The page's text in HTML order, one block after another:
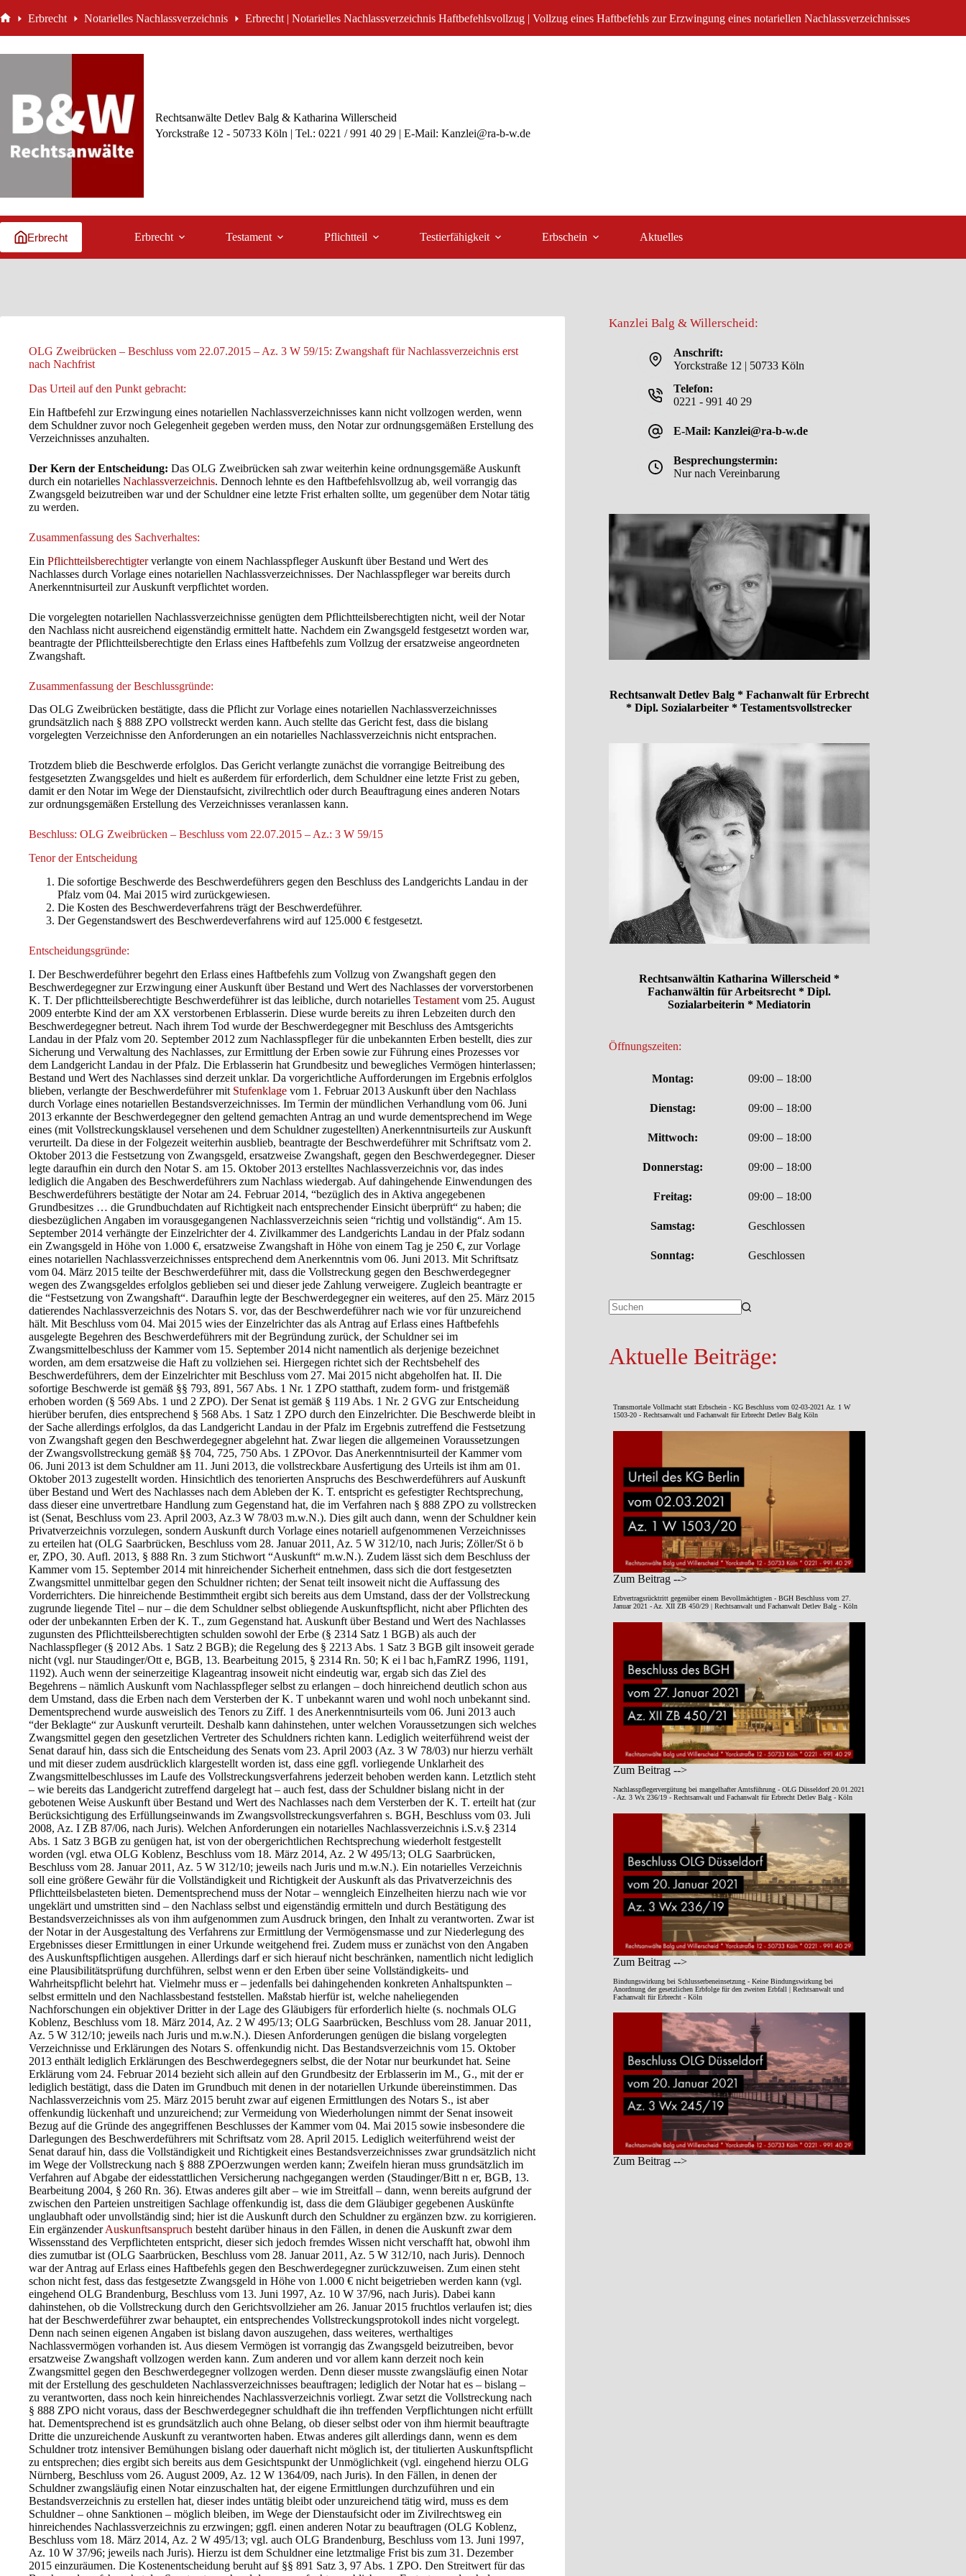
Inhalt Erbrecht Notarielles Nachlassverzeichnis Erbrecht | Notarielles Nachlassverzeichnis Haftbefehlsvollzug | Vollzug eines Haftbefehls zur Erzwingung eines notariellen Nachlassverzeichnisses
Rechtsanwälte Detlev Balg & Katharina Willerscheid
Yorckstraße 12 - 50733 Köln | Tel.: 0221 / 991 40 29 | E-Mail: Kanzlei@ra-b-w.de
Erbrecht Erbrecht Testament Pflichtteil Testierfähigkeit Erbschein Aktuelles
OLG Zweibrücken – Beschluss vom 22.07.2015 – Az. 3 W 59/15: Zwangshaft für Nachlassverzeichnis erst
nach Nachfrist
Das Urteil auf den Punkt gebracht:
Ein Haftbefehl zur Erzwingung eines notariellen Nachlassverzeichnisses kann nicht vollzogen werden, wenn
dem Schuldner zuvor noch Gelegenheit gegeben werden muss, den Notar zur ordnungsgemäßen Erstellung des
Verzeichnisses anzuhalten.
Der Kern der Entscheidung: Das OLG Zweibrücken sah zwar weiterhin keine ordnungsgemäße Auskunft
durch ein notarielles Nachlassverzeichnis. Dennoch lehnte es den Haftbefehlsvollzug ab, weil vorrangig das
Zwangsgeld beizutreiben war und der Schuldner eine letzte Frist erhalten sollte, um gegenüber dem Notar tätig
zu werden.
Zusammenfassung des Sachverhaltes:
Ein Pflichtteilsberechtigterverlangte von einem Nachlasspfleger Auskunft über Bestand und Wert des
Nachlasses durch Vorlage eines notariellen Nachlassverzeichnisses. Der Nachlasspfleger war bereits durch
Anerkenntnisurteil zur Auskunft verpflichtet worden.
Die vorgelegten notariellen Nachlassverzeichnisse genügten dem Pflichtteilsberechtigten nicht, weil der Notar
den Nachlass nicht ausreichend eigenständig ermittelt hatte. Nachdem ein Zwangsgeld festgesetzt worden war,
beantragte der Pflichtteilsberechtigte den Erlass eines Haftbefehls zum Vollzug der ersatzweise angeordneten
Zwangshaft.
Zusammenfassung der Beschlussgründe:
Das OLG Zweibrücken bestätigte, dass die Pflicht zur Vorlage eines notariellen Nachlassverzeichnisses
grundsätzlich nach § 888 ZPO vollstreckt werden kann. Auch stellte das Gericht fest, dass die bislang
vorgelegten Verzeichnisse den Anforderungen an ein notarielles Nachlassverzeichnis nicht entsprachen.
Trotzdem blieb die Beschwerde erfolglos. Das Gericht verlangte zunächst die vorrangige Beitreibung des
festgesetzten Zwangsgeldes und hielt es außerdem für erforderlich, dem Schuldner eine letzte Frist zu geben,
damit er den Notar im Wege der Dienstaufsicht, zivilrechtlich oder durch Beauftragung eines anderen Notars
zur ordnungsgemäßen Erstellung des Verzeichnisses veranlassen kann.
Beschluss: OLG Zweibrücken – Beschluss vom 22.07.2015 – Az.: 3 W 59/15
Tenor der Entscheidung
Die sofortige Beschwerde des Beschwerdeführers gegen den Beschluss des Landgerichts Landau in der
Pfalz vom 04. Mai 2015 wird zurückgewiesen.
Die Kosten des Beschwerdeverfahrens trägt der Beschwerdeführer.
Der Gegenstandswert des Beschwerdeverfahrens wird auf 125.000 € festgesetzt.
Entscheidungsgründe:
I. Der Beschwerdeführer begehrt den Erlass eines Haftbefehls zum Vollzug von Zwangshaft gegen den
Beschwerdegegner zur Erzwingung einer Auskunft über Bestand und Wert des Nachlasses der vorverstorbenen
K. T. Der pflichtteilsberechtigte Beschwerdeführer ist das leibliche, durch notarielles Testament vom 25. August
2009 enterbte Kind der am XX verstorbenen Erblasserin. Diese wurde bereits zu ihren Lebzeiten durch den
Beschwerdegegner betreut. Nach ihrem Tod wurde der Beschwerdegegner mit Beschluss des Amtsgerichts
Landau in der Pfalz vom 20. September 2012 zum Nachlasspfleger für die unbekannten Erben bestellt, dies zur
Sicherung und Verwaltung des Nachlasses, zur Ermittlung der Erben sowie zur Führung eines Prozesses vor
dem Landgericht Landau in der Pfalz. Die Erblasserin hat Grundbesitz und bewegliches Vermögen hinterlassen;
Bestand und Wert des Nachlasses sind derzeit unklar. Da vorgerichtliche Aufforderungen im Ergebnis erfolglos
blieben, verlangte der Beschwerdeführer mit Stufenklage vom 1. Februar 2013 Auskunft über den Nachlass
durch Vorlage eines notariellen Bestandsverzeichnisses. Im Termin der mündlichen Verhandlung vom 06. Juni
2013 erkannte der Beschwerdegegner den geltend gemachten Antrag an und wurde dementsprechend im Wege
eines (mit Vollstreckungsklausel versehenen und dem Schuldner zugestellten) Anerkenntnisurteils zur Auskunft
verurteilt. Da diese in der Folgezeit weiterhin ausblieb, beantragte der Beschwerdeführer mit Schriftsatz vom 2.
Oktober 2013 die Festsetzung von Zwangsgeld, ersatzweise Zwangshaft, gegen den Beschwerdegegner. Dieser
legte daraufhin ein durch den Notar S. am 15. Oktober 2013 erstelltes Nachlassverzeichnis vor, das indes
lediglich die Angaben des Beschwerdeführers zum Nachlass wiedergab. Auf dahingehende Einwendungen des
Beschwerdeführers bestätigte der Notar am 24. Februar 2014, “bezüglich des in Aktiva angegebenen
Grundbesitzes … die Grundbuchdaten auf Richtigkeit nach entsprechender Einsicht überprüft“ zu haben; die
diesbezüglichen Angaben im vorausgegangenen Nachlassverzeichnis seien “richtig und vollständig“. Am 15.
September 2014 verhängte der Einzelrichter der 4. Zivilkammer des Landgerichts Landau in der Pfalz sodann
ein Zwangsgeld in Höhe von 1.000 €, ersatzweise Zwangshaft in Höhe von einem Tag je 250 €, zur Vorlage
eines notariellen Nachlassverzeichnisses entsprechend dem Anerkenntnis vom 06. Juni 2013. Mit Schriftsatz
vom 04. März 2015 teilte der Beschwerdeführer mit, dass die Vollstreckung gegen den Beschwerdegegner
wegen des Zwangsgeldes erfolglos geblieben sei und dieser jede Zahlung verweigere. Zugleich beantragte er
die “Festsetzung von Zwangshaft“. Daraufhin legte der Beschwerdegegner ein weiteres, auf den 25. März 2015
datierendes Nachlassverzeichnis des Notars S. vor, das der Beschwerdeführer nach wie vor für unzureichend
hält. Mit Beschluss vom 04. Mai 2015 wies der Einzelrichter das als Antrag auf Erlass eines Haftbefehls
ausgelegte Begehren des Beschwerdeführers mit der Begründung zurück, der Schuldner sei im
Zwangsmittelbeschluss der Kammer vom 15. September 2014 nicht namentlich als derjenige bezeichnet
worden, am dem ersatzweise die Haft zu vollziehen sei. Hiergegen richtet sich der Rechtsbehelf des
Beschwerdeführers, dem der Einzelrichter mit Beschluss vom 27. Mai 2015 nicht abgeholfen hat. II. Die
sofortige Beschwerde ist gemäß §§ 793, 891, 567 Abs. 1 Nr. 1 ZPO statthaft, zudem form- und fristgemäß
erhoben worden (§ 569 Abs. 1 und 2 ZPO). Der Senat ist gemäß § 119 Abs. 1 Nr. 2 GVG zur Entscheidung
hierüber berufen, dies entsprechend § 568 Abs. 1 Satz 1 ZPO durch den Einzelrichter. Die Beschwerde bleibt in
der Sache allerdings erfolglos, da das Landgericht Landau in der Pfalz im Ergebnis zutreffend die Festsetzung
von Zwangshaft gegen den Beschwerdegegner abgelehnt hat. Zwar liegen die allgemeinen Voraussetzungen
der Zwangsvollstreckung gemäß §§ 704, 725, 750 Abs. 1 ZPOvor. Das Anerkenntnisurteil der Kammer vom
06. Juni 2013 ist dem Schuldner am 11. Juni 2013, die vollstreckbare Ausfertigung des Urteils ist ihm am 01.
Oktober 2013 zugestellt worden. Hinsichtlich des tenorierten Anspruchs des Beschwerdeführers auf Auskunft
über Bestand und Wert des Nachlasses nach dem Ableben der K. T. entspricht es gefestigter Rechtsprechung,
dass dieser eine unvertretbare Handlung zum Gegenstand hat, die im Verfahren nach § 888 ZPO zu vollstrecken
ist (Senat, Beschluss vom 23. April 2003, Az.3 W 78/03 m.w.N.). Dies gilt auch dann, wenn der Schuldner kein
Privatverzeichnis vorzulegen, sondern Auskunft durch Vorlage eines notariell aufgenommenen Verzeichnisses
zu erteilen hat (OLG Saarbrücken, Beschluss vom 28. Januar 2011, Az. 5 W 312/10, nach Juris; Zöller/St ö b
er, ZPO, 30. Aufl. 2013, § 888 Rn. 3 zum Stichwort “Auskunft“ m.w.N.). Zudem lässt sich dem Beschluss der
Kammer vom 15. September 2014 mit hinreichender Sicherheit entnehmen, dass sich die dort festgesetzten
Zwangsmittel unmittelbar gegen den Schuldner richten; der Senat teilt insoweit nicht die Auffassung des
Vorderrichters. Die hinreichende Bestimmtheit ergibt sich bereits aus dem Umstand, dass der der Vollstreckung
zugrunde liegende Titel – nur – die dem Schuldner selbst obliegende Auskunftspflicht, nicht aber Pflichten des
oder der unbekannten Erben der K. T., zum Gegenstand hat. Auskunft über Bestand und Wert des Nachlasses
zugunsten des Pflichtteilsberechtigten schulden sowohl der Erbe (§ 2314 Satz 1 BGB) als auch der
Nachlasspfleger (§ 2012 Abs. 1 Satz 2 BGB); die Regelung des § 2213 Abs. 1 Satz 3 BGB gilt insoweit gerade
nicht (vgl. nur Staudinger/Ott e, BGB, 13. Bearbeitung 2015, § 2314 Rn. 50; K ei l bac h,FamRZ 1996, 1191,
1192). Auch wenn der seinerzeitige Klageantrag insoweit nicht eindeutig war, ergab sich das Ziel des
Begehrens – nämlich Auskunft vom Nachlasspfleger selbst zu erlangen – doch hinreichend deutlich schon aus
dem Umstand, dass die Erben nach dem Versterben der K. T unbekannt waren und wohl noch unbekannt sind.
Dementsprechend wurde ausweislich des Tenors zu Ziff. 1 des Anerkenntnisurteils vom 06. Juni 2013 auch
“der Beklagte“ zur Auskunft verurteilt. Deshalb kann dahinstehen, unter welchen Voraussetzungen sich welches
Zwangsmittel gegen den gesetzlichen Vertreter des Schuldners richten kann. Lediglich weiterführend weist der
Senat darauf hin, dass sich die Entscheidung des Senats vom 23. April 2003 (Az. 3 W 78/03) nur hierzu verhält
und mit dieser zudem ausdrücklich klargestellt worden ist, dass eine ggfl. vorliegende Unklarheit des
Zwangsmittelbeschlusses im Laufe des Vollstreckungsverfahrens jederzeit behoben werden kann. Letztlich steht
– wie bereits das Landgericht zutreffend dargelegt hat – auch fest, dass der Schuldner bislang nicht in der
gebotenen Weise Auskunft über Bestand und Wert des Nachlasses nach dem Versterben der K. T. erteilt hat (zur
Berücksichtigung des Erfüllungseinwands im Zwangsvollstreckungsverfahren s. BGH, Beschluss vom 03. Juli
2008, Az. I ZB 87/06, nach Juris). Welchen Anforderungen ein notarielles Nachlassverzeichnis i.S.v.§ 2314
Abs. 1 Satz 3 BGB zu genügen hat, ist von der obergerichtlichen Rechtsprechung wiederholt festgestellt
worden (vgl. etwa OLG Koblenz, Beschluss vom 18. März 2014, Az. 2 W 495/13; OLG Saarbrücken,
Beschluss vom 28. Januar 2011, Az. 5 W 312/10; jeweils nach Juris und m.w.N.). Ein notarielles Verzeichnis
soll eine größere Gewähr für die Vollständigkeit und Richtigkeit der Auskunft als das Privatverzeichnis des
Pflichtteilsbelasteten bieten. Dementsprechend muss der Notar – wenngleich Einzelheiten hierzu nach wie vor
ungeklärt und umstritten sind – den Nachlass selbst und eigenständig ermitteln und durch Bestätigung des
Bestandsverzeichnisses als von ihm aufgenommen zum Ausdruck bringen, den Inhalt zu verantworten. Zwar ist
der Notar in der Ausgestaltung des Verfahrens zur Ermittlung der Vermögensmasse und zur Niederlegung des
Ergebnisses dieser Ermittlungen in einer Urkunde weitgehend frei. Zudem muss er zunächst von den Angaben
des Auskunftspflichtigen ausgehen. Allerdings darf er sich hierauf nicht beschränken, namentlich nicht lediglich
eine Plausibilitätsprüfung durchführen, selbst wenn er den Erben über seine Vollständigkeits- und
Wahrheitspflicht belehrt hat. Vielmehr muss er – jedenfalls bei dahingehenden konkreten Anhaltspunkten –
selbst ermitteln und den Nachlassbestand feststellen. Maßstab hierfür ist, welche naheliegenden
Nachforschungen ein objektiver Dritter in der Lage des Gläubigers für erforderlich hielte (s. nochmals OLG
Koblenz, Beschluss vom 18. März 2014, Az. 2 W 495/13; OLG Saarbrücken, Beschluss vom 28. Januar 2011,
Az. 5 W 312/10; jeweils nach Juris und m.w.N.). Diesen Anforderungen genügen die bislang vorgelegten
Verzeichnisse und Erklärungen des Notars S. offenkundig nicht. Das Bestandsverzeichnis vom 15. Oktober
2013 enthält lediglich Erklärungen des Beschwerdegegners selbst, die der Notar nur beurkundet hat. Seine
Erklärung vom 24. Februar 2014 bezieht sich allein auf den Grundbesitz der Erblasserin im M., G., mit der er
lediglich bestätigt, dass die Daten im Grundbuch mit denen in der notariellen Urkunde übereinstimmen. Das
Nachlassverzeichnis vom 25. März 2015 beruht zwar auf eigenen Ermittlungen des Notars S., ist aber
offenkundig lückenhaft und unzureichend; zur Vermeidung von Wiederholungen nimmt der Senat insoweit
Bezug auf die Gründe des angegriffenen Beschlusses der Kammer vom 04. Mai 2015 sowie insbesondere die
Darlegungen des Beschwerdeführers mit Schriftsatz vom 28. April 2015. Lediglich weiterführend weist der
Senat darauf hin, dass die Vollständigkeit und Richtigkeit eines Bestandsverzeichnisses zwar grundsätzlich nicht
im Wege der Vollstreckung nach § 888 ZPOerzwungen werden kann; Zweifeln hieran muss grundsätzlich im
Verfahren auf Abgabe der eidesstattlichen Versicherung nachgegangen werden (Staudinger/Bitt n er, BGB, 13.
Bearbeitung 2004, § 260 Rn. 36). Etwas anderes gilt aber – wie im Streitfall – dann, wenn bereits aufgrund der
zwischen den Parteien unstreitigen Sachlage offenkundig ist, dass die dem Gläubiger gegebenen Auskünfte
unglaubhaft oder unvollständig sind; hier ist die Auskunft durch den Schuldner zu ergänzen bzw. zu korrigieren.
Ein ergänzenderAuskunftsanspruch besteht darüber hinaus in den Fällen, in denen die Auskunft zwar dem
Wissensstand des Verpflichteten entspricht, dieser sich jedoch fremdes Wissen nicht verschafft hat, obwohl ihm
dies zumutbar ist (OLG Saarbrücken, Beschluss vom 28. Januar 2011, Az. 5 W 312/10, nach Juris). Dennoch
war der Antrag auf Erlass eines Haftbefehls gegen den Beschwerdegegner zurückzuweisen. Zum einen steht
schon nicht fest, dass das festgesetzte Zwangsgeld in Höhe von 1.000 € nicht beigetrieben werden kann (vgl.
eingehend OLG Brandenburg, Beschluss vom 13. Juni 1997, Az. 10 W 37/96, nach Juris). Dabei kann
dahinstehen, ob die Vollstreckung durch den Gerichtsvollzieher am 26. Januar 2015 fruchtlos verlaufen ist; dies
hat der Beschwerdeführer zwar behauptet, ein entsprechendes Vollstreckungsprotokoll indes nicht vorgelegt.
Denn nach seinen eigenen Angaben ist bislang davon auszugehen, dass weiteres, werthaltiges
Nachlassvermögen vorhanden ist. Aus diesem Vermögen ist vorrangig das Zwangsgeld beizutreiben, bevor
ersatzweise Zwangshaft vollzogen werden kann. Zum anderen und vor allem kann derzeit noch kein
Zwangsmittel gegen den Beschwerdegegner vollzogen werden. Denn dieser musste zwangsläufig einen Notar
mit der Erstellung des geschuldeten Nachlassverzeichnisses beauftragen; lediglich der Notar hat es – bislang –
zu verantworten, dass noch kein hinreichendes Nachlassverzeichnis vorliegt. Zwar setzt die Vollstreckung nach
§ 888 ZPO nicht voraus, dass der Beschwerdegegner schuldhaft die ihn treffenden Verpflichtungen nicht erfüllt
hat. Dementsprechend ist es grundsätzlich auch ohne Belang, ob dieser selbst oder von ihm hiermit beauftragte
Dritte die unzureichende Auskunft zu verantworten haben. Etwas anderes gilt allerdings dann, wenn es dem
Schuldner trotz intensiver Bemühungen bislang oder dauerhaft nicht möglich ist, der titulierten Auskunftspflicht
zu entsprechen; dies ergibt sich bereits aus dem Gesichtspunkt der Unmöglichkeit (vgl. eingehend hierzu OLG
Nürnberg, Beschluss vom 26. August 2009, Az. 12 W 1364/09, nach Juris). In den Fällen, in denen der
Schuldner zwangsläufig einen Notar einzuschalten hat, der eigene Ermittlungen durchzuführen und ein
Bestandsverzeichnis zu erstellen hat, dieser indes untätig bleibt oder unzureichend tätig wird, muss es dem
Schuldner – ohne Sanktionen – möglich bleiben, im Wege der Dienstaufsicht oder im Zivilrechtsweg ein
hinreichendes Nachlassverzeichnis zu erzwingen; ggfl. einen anderen Notar zu beauftragen (OLG Koblenz,
Beschluss vom 18. März 2014, Az. 2 W 495/13; vgl. auch OLG Brandenburg, Beschluss vom 13. Juni 1997,
Az. 10 W 37/96; jeweils nach Juris). Hierzu ist dem Schuldner eine letztmalige Frist bis zum 31. Dezember
2015 einzuräumen. Die Kostenentscheidung beruht auf §§ 891 Satz 3, 97 Abs. 1 ZPO. Den Streitwert für das
Kanzlei Balg & Willerscheid:
Anschrift:
Yorckstraße 12 | 50733 Köln
Telefon:
0221 - 991 40 29
E-Mail: Kanzlei@ra-b-w.de
Besprechungstermin:
Nur nach Vereinbarung
Rechtsanwalt Detlev Balg * Fachanwalt für Erbrecht
* Dipl. Sozialarbeiter * Testamentsvollstrecker
Rechtsanwältin Katharina Willerscheid *
Fachanwältin für Arbeitsrecht * Dipl.
Sozialarbeiterin * Mediatorin
Öffnungszeiten:
Montag: 09:00 – 18:00
Dienstag: 09:00 – 18:00
Mittwoch: 09:00 – 18:00
Donnerstag: 09:00 – 18:00
Freitag: 09:00 – 18:00
Samstag: Geschlossen
Sonntag: Geschlossen
Aktuelle Beiträge:
Transmortale Vollmacht statt Erbschein - KG Beschluss vom 02-03-2021 Az. 1 W
1503-20 - Rechtsanwalt und Fachanwalt für Erbrecht Detlev Balg Köln
Zum Beitrag -->
Erbvertragsrücktritt gegenüber einem Bevollmächtigten - BGH Beschluss vom 27.
Januar 2021 - Az. XII ZB 450/29 | Rechtsanwalt und Fachanwalt Detlev Balg - Köln
Zum Beitrag -->
Nachlasspflegervergütung bei mangelhafter Amtsführung - OLG Düsseldorf 20.01.2021
- Az. 3 Wx 236/19 - Rechtsanwalt und Fachanwalt für Erbrecht Detlev Balg - Köln
Zum Beitrag -->
Bindungswirkung bei Schlusserbeneinsetzung - Keine Bindungswirkung bei
Anordnung der gesetzlichen Erbfolge für den zweiten Erbfall | Rechtsanwalt und
Fachanwalt für Erbrecht - Köln
Zum Beitrag -->